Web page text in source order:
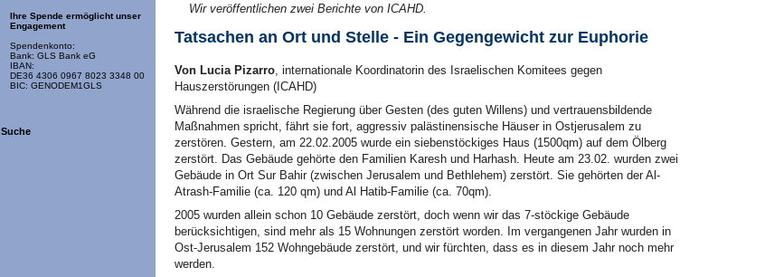
Ihre Spende ermöglicht unser
Engagement
Spendenkonto:
Bank: GLS Bank eG
IBAN:
DE36 4306 0967 8023 3348 00
BIC: GENODEM1GLS
Suche
Wir veröffentlichen zwei Berichte von ICAHD.
Tatsachen an Ort und Stelle - Ein Gegengewicht zur Euphorie
Von Lucia Pizarro, internationale Koordinatorin des Israelischen Komitees gegen
Hauszerstörungen (ICAHD)
Während die israelische Regierung über Gesten (des guten Willens) und vertrauensbildende
Maßnahmen spricht, fährt sie fort, aggressiv palästinensische Häuser in Ostjerusalem zu
zerstören. Gestern, am 22.02.2005 wurde ein siebenstöckiges Haus (1500qm) auf dem Ölberg
zerstört. Das Gebäude gehörte den Familien Karesh und Harhash. Heute am 23.02. wurden zwei
Gebäude in Ort Sur Bahir (zwischen Jerusalem und Bethlehem) zerstört. Sie gehörten der Al-
Atrash-Familie (ca. 120 qm) und Al Hatib-Familie (ca. 70qm).
2005 wurden allein schon 10 Gebäude zerstört, doch wenn wir das 7-stöckige Gebäude
berücksichtigen, sind mehr als 15 Wohnungen zerstört worden. Im vergangenen Jahr wurden in
Ost-Jerusalem 152 Wohngebäude zerstört, und wir fürchten, dass es in diesem Jahr noch mehr
werden.